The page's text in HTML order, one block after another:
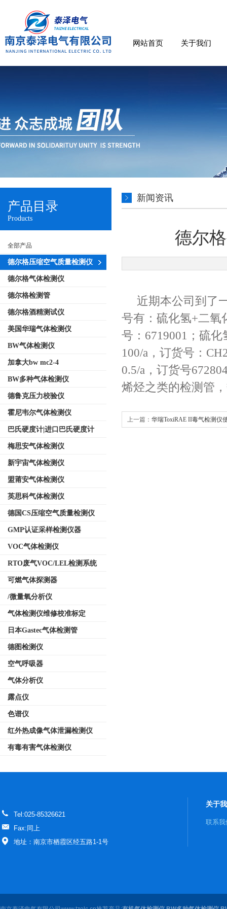
网站首页 关于我们
产品目录
Products
全部产品
德尔格压缩空气质量检测仪
德尔格气体检测仪
德尔格检测管
德尔格酒精测试仪
美国华瑞气体检测仪
BW气体检测仪
加拿大bw mc2-4
BW多种气体检测仪
德鲁克压力校验仪
霍尼韦尔气体检测仪
巴氏硬度计|进口巴氏硬度计
梅思安气体检测仪
新宇宙气体检测仪
盟莆安气体检测仪
英思科气体检测仪
德国CS压缩空气质量检测仪
GMP认证采样检测仪器
VOC气体检测仪
RTO废气VOC/LEL检测系统
可燃气体探测器
/微量氧分析仪
气体检测仪维修校准标定
日本Gastec气体检测管
德图检测仪
空气呼吸器
气体分析仪
露点仪
色谱仪
红外热成像气体泄漏检测仪
有毒有害气体检测仪
新闻资讯
德尔
近期本公司到了
号有：硫化氢+二氧
号：6719001；硫
100/a，订货号：
0.5/a，订货号
烯烃之类的检测管
上一篇： 华瑞ToxiRAE II毒气检测仪
Tel:025-85326621
Fax:同上
地址：南京市栖霞区经五路1-1号
关于
联系我